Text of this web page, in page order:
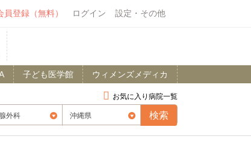
員登録（無料） ログイン 設定・その他
ウィメンズメディカ
子ども医学館
お気に入り病院一覧